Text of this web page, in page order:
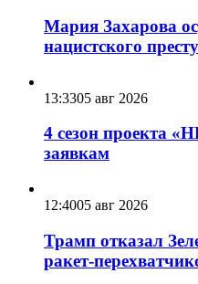
Мария Захарова
нацистского
13:3305 авг 2026
4 сезон проекта
заявкам
12:4005 авг 2026
Трамп отказал
ракет-